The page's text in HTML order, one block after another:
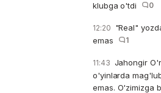
klubga o'tdi
0
12:20 "Real"
emas
1
11:43 Jahongir
o'yinlarda
emas. O'zimizga